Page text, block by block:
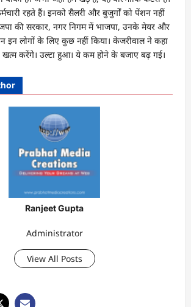
रहते हैं। इनको सैलरी और बुजुर्गों को पेंशन नहीं
की सरकार, नगर निगम में भाजपा, उनके मेयर और
इन लोगों के लिए कुछ नहीं किया। केजरीवाल ने कहा
खत्म करेंगे। उल्टा हुआ। ये कम होने के बजाए बढ़ गई।
Ranjeet Gupta
Administrator
View All Posts